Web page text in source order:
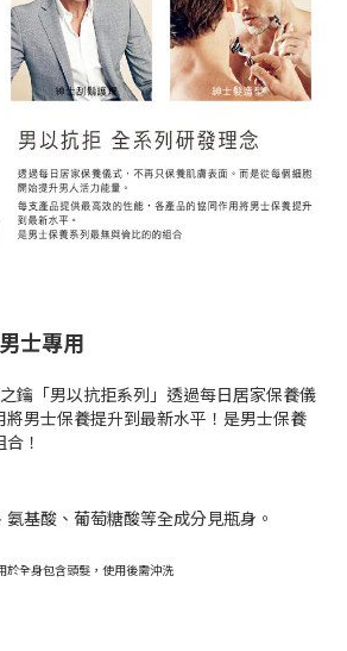
士專用
鑰「男以抗拒系列」透過每日居家保養儀
將男士保養提升到最新水平！是男士保養
！
基酸、葡萄糖酸等全成分見瓶身。
於全身包含頭髮，使用後需沖洗